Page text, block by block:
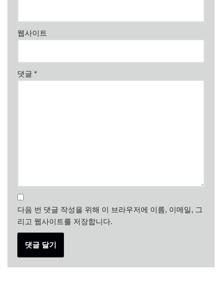
웹사이트
댓글 *
다음 번 댓글 작성을 위해 이 브라우저에 이름, 이메일, 그
리고 웹사이트를 저장합니다.